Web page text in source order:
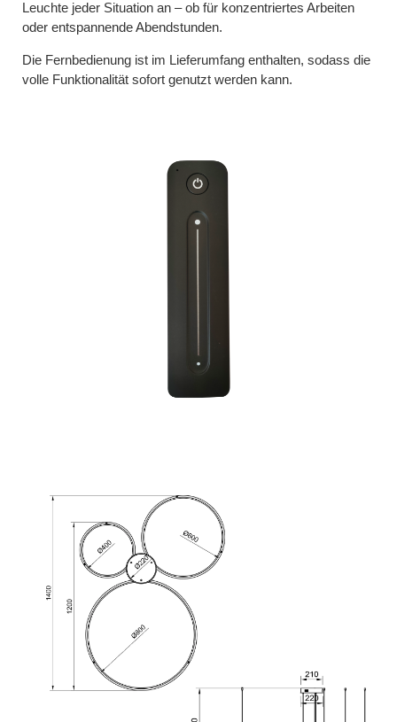
Leuchte jeder Situation an – ob für konzentriertes Arbeiten
oder entspannende Abendstunden.
Die Fernbedienung ist im Lieferumfang enthalten, sodass die
volle Funktionalität sofort genutzt werden kann.